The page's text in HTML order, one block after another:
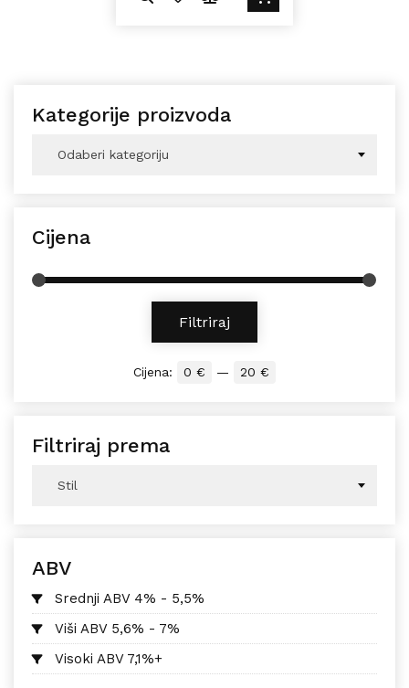
Kategorije proizvoda
Odaberi kategoriju
Cijena
Filtriraj
Cijena: 0 € — 20 €
Filtriraj prema
Stil
ABV
Srednji ABV 4% - 5,5%
Viši ABV 5,6% - 7%
Visoki ABV 7,1%+